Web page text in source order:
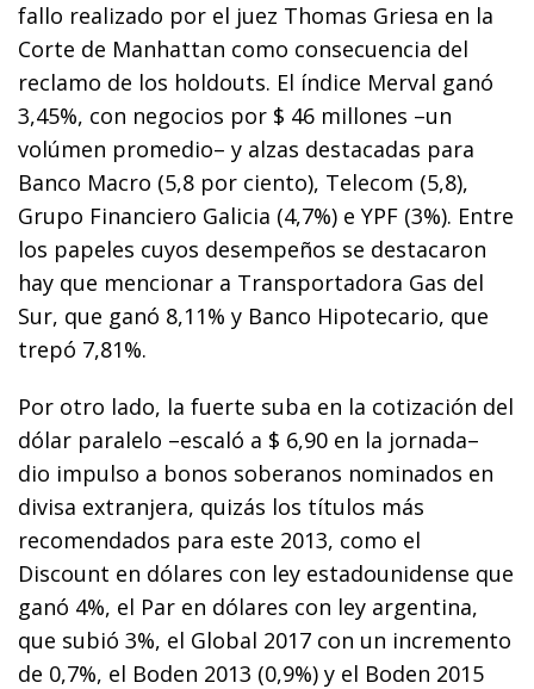
fallo realizado por el juez Thomas Griesa en la
Corte de Manhattan como consecuencia del
reclamo de los holdouts. El índice Merval ganó
3,45%, con negocios por $ 46 millones –un
volúmen promedio– y alzas destacadas para
Banco Macro (5,8 por ciento), Telecom (5,8),
Grupo Financiero Galicia (4,7%) e YPF (3%). Entre
los papeles cuyos desempeños se destacaron
hay que mencionar a Transportadora Gas del
Sur, que ganó 8,11% y Banco Hipotecario, que
trepó 7,81%.
Por otro lado, la fuerte suba en la cotización del
dólar paralelo –escaló a $ 6,90 en la jornada–
dio impulso a bonos soberanos nominados en
divisa extranjera, quizás los títulos más
recomendados para este 2013, como el
Discount en dólares con ley estadounidense que
ganó 4%, el Par en dólares con ley argentina,
que subió 3%, el Global 2017 con un incremento
de 0,7%, el Boden 2013 (0,9%) y el Boden 2015